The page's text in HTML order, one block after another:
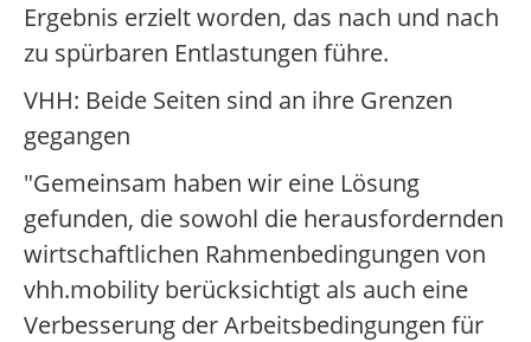
Ergebnis erzielt worden, das nach und nach
zu spürbaren Entlastungen führe.
VHH: Beide Seiten sind an ihre Grenzen
gegangen
"Gemeinsam haben wir eine Lösung
gefunden, die sowohl die herausfordernden
wirtschaftlichen Rahmenbedingungen von
vhh.mobility berücksichtigt als auch eine
Verbesserung der Arbeitsbedingungen für